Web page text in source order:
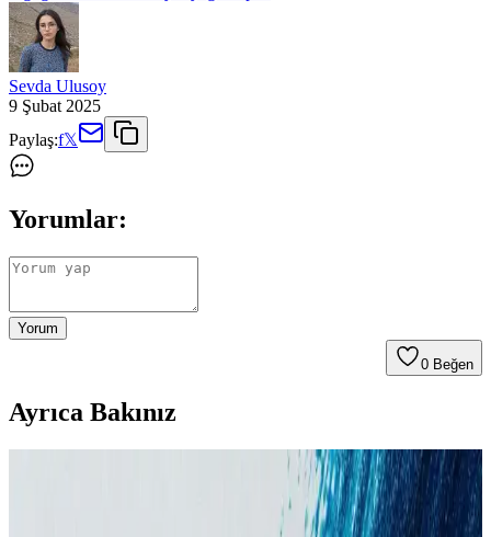
Sevda Ulusoy
9 Şubat 2025
Paylaş:f𝕏
Yorumlar:
Yorum
0 Beğen
Ayrıca Bakınız
Aizen Kolajen Biotin Şampuanı: Saç Sağlığını
Destekleyen Güçlü Formül ve Kullanıcı Deneyimleri